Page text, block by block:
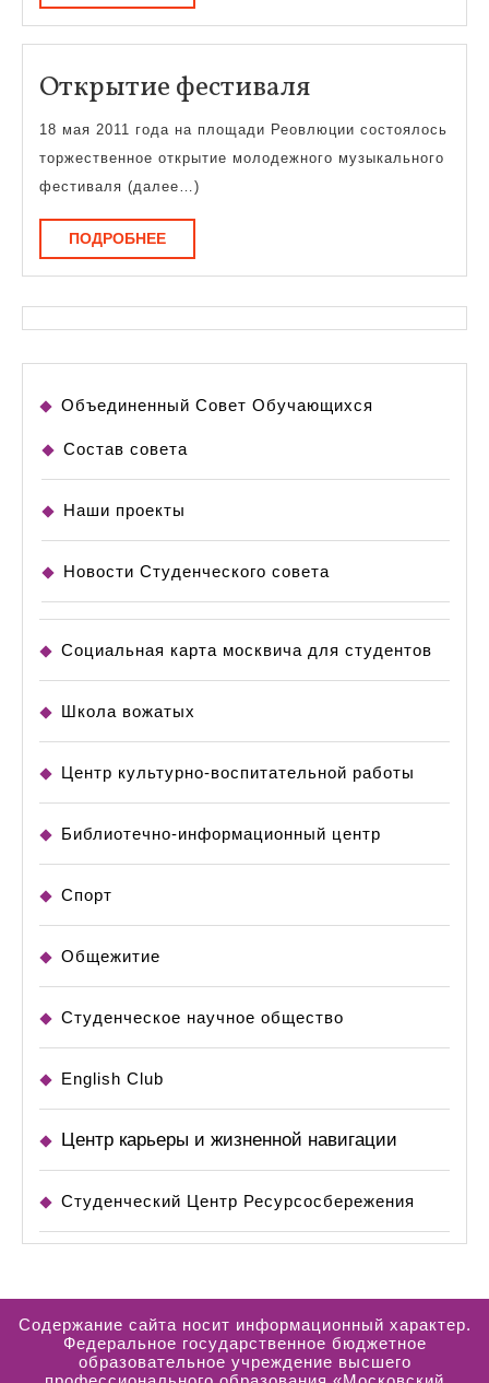
Открытие фестиваляОткрытие
фестиваля
18 мая 2011 года на площади Реовлюции состоялось
торжественное открытие молодежного музыкального
фестиваля (далее…)
ПОДРОБНЕЕПОДРОБНЕЕ
Объединенный Совет Обучающихся
Состав совета
Наши проекты
Новости Студенческого совета
Социальная карта москвича для студентов
Школа вожатых
Центр культурно-воспитательной работы
Библиотечно-информационный центр
Спорт
Общежитие
Студенческое научное общество
English Club
Центр карьеры и жизненной навигации
Студенческий Центр Ресурсосбережения
Содержание сайта носит информационный характер.
Федеральное государственное бюджетное
образовательное учреждение высшего